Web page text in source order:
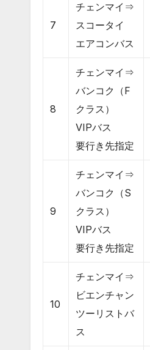
7
チェンマイ⇒
スコータイ
エアコンバス
8
チェンマイ⇒
バンコク（F
クラス）
VIPバス
要行き先指定
9
チェンマイ⇒
バンコク（S
クラス）
VIPバス
要行き先指定
10
チェンマイ⇒
ビエンチャン
ツーリストバ
ス